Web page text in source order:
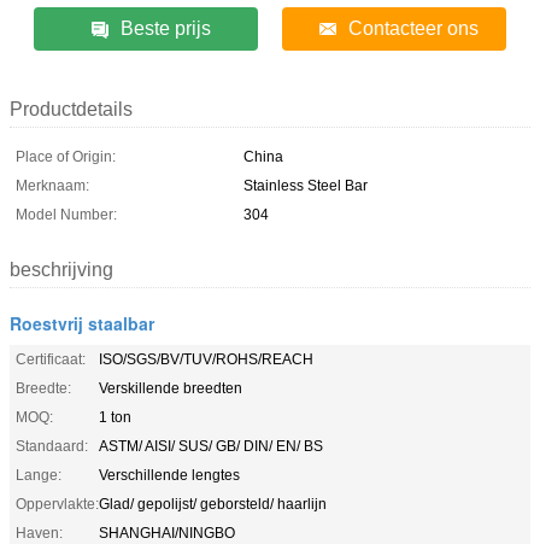
Beste prijs Contacteer ons
Productdetails
Place of Origin:
China
Merknaam:
Stainless Steel Bar
Model Number:
304
beschrijving
Roestvrij staalbar
Certificaat:
ISO/SGS/BV/TUV/ROHS/REACH
Breedte:
Verskillende breedten
MOQ:
1 ton
Standaard:
ASTM/ AISI/ SUS/ GB/ DIN/ EN/ BS
Lange:
Verschillende lengtes
Oppervlakte:Glad/ gepolijst/ geborsteld/ haarlijn
Haven:
SHANGHAI/NINGBO